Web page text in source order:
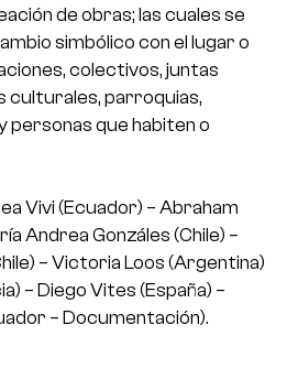
de obras; las cuales se
simbólico con el lugar o
colectivos, juntas
culturales, parroquias,
personas que habiten o
Vivi (Ecuador) – Abraham
Andrea Gonzáles (Chile) –
– Victoria Loos (Argentina)
– Diego Vites (España) –
– Documentación).